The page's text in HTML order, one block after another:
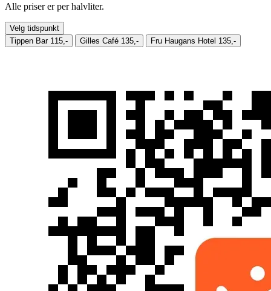
Alle priser er per halvliter.
Velg tidspunkt
Tippen Bar 115,- Gilles Café 135,- Fru Haugans Hotel 135,-